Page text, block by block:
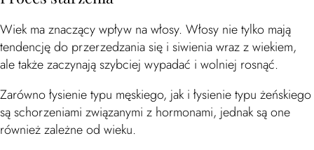
Wiek ma znaczący wpływ na włosy. Włosy nie tylko mają
tendencję do przerzedzania się i siwienia wraz z wiekiem,
ale także zaczynają szybciej wypadać i wolniej rosnąć.
Zarówno łysienie typu męskiego, jak i łysienie typu żeńskiego
są schorzeniami związanymi z hormonami, jednak są one
również zależne od wieku.